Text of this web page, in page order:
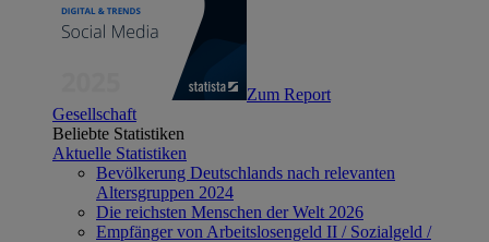
Zum Report
Gesellschaft
Beliebte Statistiken
Aktuelle Statistiken
Bevölkerung Deutschlands nach relevanten
Altersgruppen 2024
Die reichsten Menschen der Welt 2026
Empfänger von Arbeitslosengeld II / Sozialgeld /